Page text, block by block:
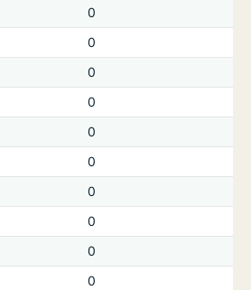
0
0
0
0
0
0
0
0
0
0